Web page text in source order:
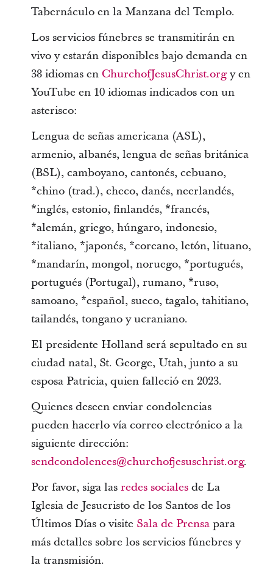
Tabernáculo en la Manzana del Templo.
Los servicios fúnebres se transmitirán en
vivo y estarán disponibles bajo demanda en
38 idiomas en ChurchofJesusChrist.orgy en
YouTube en 10 idiomas indicados con un
asterisco:
Lengua de señas americana (ASL),
armenio, albanés, lengua de señas británica
(BSL), camboyano, cantonés, cebuano,
*chino (trad.), checo, danés, neerlandés,
*inglés, estonio, finlandés, *francés,
*alemán, griego, húngaro, indonesio,
*italiano, *japonés, *coreano, letón, lituano,
*mandarín, mongol, noruego, *portugués,
portugués (Portugal), rumano, *ruso,
samoano, *español, sueco, tagalo, tahitiano,
tailandés, tongano y ucraniano.
El presidente Holland será sepultado en su
ciudad natal, St. George, Utah, junto a su
esposa Patricia, quien falleció en 2023.
Quienes deseen enviar condolencias
pueden hacerlo vía correo electrónico a la
siguiente dirección:
sendcondolences@churchofjesuschrist.org.
Por favor, siga las redes socialesde La
Iglesia de Jesucristo de los Santos de los
Últimos Días o visite Sala de Prensapara
más detalles sobre los servicios fúnebres y
la transmisión.